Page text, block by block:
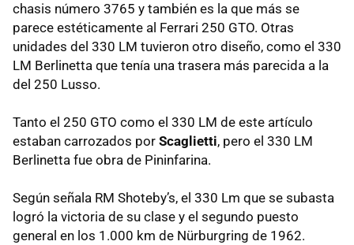
chasis número 3765 y también es la que más se
parece estéticamente al Ferrari 250 GTO. Otras
unidades del 330 LM tuvieron otro diseño, como el 330
LM Berlinetta que tenía una trasera más parecida a la
del 250 Lusso.
Tanto el 250 GTO como el 330 LM de este artículo
estaban carrozados por Scaglietti, pero el 330 LM
Berlinetta fue obra de Pininfarina.
Según señala RM Shoteby’s, el 330 Lm que se subasta
logró la victoria de su clase y el segundo puesto
general en los 1.000 km de Nürburgring de 1962.